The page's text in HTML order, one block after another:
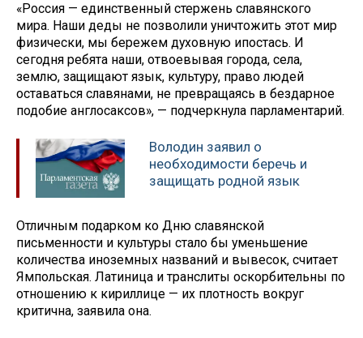
«Россия — единственный стержень славянского
мира. Наши деды не позволили уничтожить этот мир
физически, мы бережем духовную ипостась. И
сегодня ребята наши, отвоевывая города, села,
землю, защищают язык, культуру, право людей
оставаться славянами, не превращаясь в бездарное
подобие англосаксов», — подчеркнула парламентарий.
Володин заявил о
необходимости беречь и
защищать родной язык
Отличным подарком ко Дню славянской
письменности и культуры стало бы уменьшение
количества иноземных названий и вывесок, считает
Ямпольская. Латиница и транслиты оскорбительны по
отношению к кириллице — их плотность вокруг
критична, заявила она.